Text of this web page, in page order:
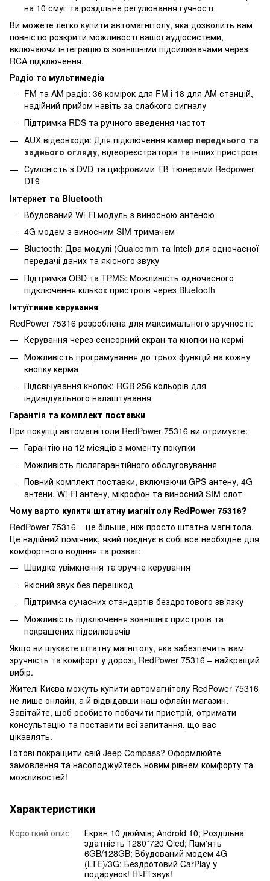
на 10 смуг та роздільне регулювання гучності
Ви можете легко купити автомагнітолу, яка дозволить вам
повністю розкрити можливості вашої аудіосистеми,
включаючи інтеграцію із зовнішніми підсилювачами через
RCA підключення.
Радіо та мультимедіа
FM та AM радіо: 36 комірок для FM і 18 для AM станцій,
надійний прийом навіть за слабкого сигналу
Підтримка RDS та ручного введення частот
AUX відеовходи: Для підключення камер переднього та
заднього огляду, відеореєстраторів та інших пристроїв
Сумісність з DVD та цифровими ТВ тюнерами Redpower
DT9
Інтернет та Bluetooth
Вбудований Wi-Fi модуль з виносною антеною
4G модем з виносним SIM тримачем
Bluetooth: Два модулі (Qualcomm та Intel) для одночасної
передачі даних та якісного звуку
Підтримка OBD та TPMS: Можливість одночасного
підключення кількох пристроїв через Bluetooth
Інтуїтивне керування
RedPower 75316 розроблена для максимального зручності:
Керування через сенсорний екран та кнопки на кермі
Можливість програмування до трьох функцій на кожну
кнопку керма
Підсвічування кнопок: RGB 256 кольорів для
індивідуального налаштування
Гарантія та комплект поставки
При покупці автомагнітоли RedPower 75316 ви отримуєте:
Гарантію на 12 місяців з моменту покупки
Можливість післягарантійного обслуговування
Повний комплект поставки, включаючи GPS антену, 4G
антени, Wi-Fi антену, мікрофон та виносний SIM слот
Чому варто купити штатну магнітолу RedPower 75316?
RedPower 75316 – це більше, ніж просто штатна магнітола.
Це надійний помічник, який поєднує в собі все необхідне для
комфортного водіння та розваг:
Швидке увімкнення та зручне керування
Якісний звук без перешкод
Підтримка сучасних стандартів бездротового зв’язку
Можливість підключення зовнішніх пристроїв та
покращених підсилювачів
Якщо ви шукаєте штатну магнітолу, яка забезпечить вам
зручність та комфорт у дорозі, RedPower 75316 – найкращий
вибір.
Жителі Києва можуть купити автомагнітолу RedPower 75316
не лише онлайн, а й відвідавши наш офлайн магазин.
Завітайте, щоб особисто побачити пристрій, отримати
консультацію та поставити всі запитання, що вас
цікавлять.
Готові покращити свій Jeep Compass? Оформлюйте
замовлення та насолоджуйтесь новим рівнем комфорту та
можливостей!
Характеристики
Короткий опис
Екран 10 дюймів; Android 10; Роздільна
здатність 1280*720 Qled; Пам'ять
6GB/128GB; Вбудований модем 4G
(LTE)/3G; Бездротовий CarPlay у
подарунок! Hi-Fi звук!